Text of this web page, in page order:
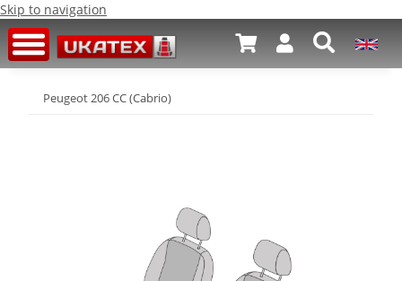
Skip to navigation
Peugeot 206 CC (Cabrio)